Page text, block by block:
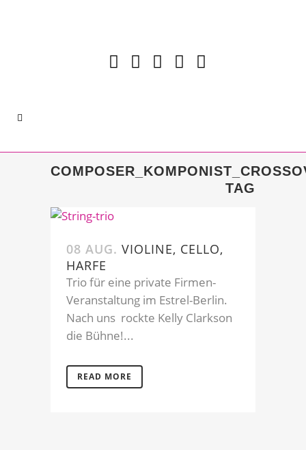
TAG
08 AUG. VIOLINE, CELLO,
HARFE
Trio für eine private Firmen-
Veranstaltung im Estrel-Berlin.
Nach uns rockte Kelly Clarkson
die Bühne!...
READ MORE